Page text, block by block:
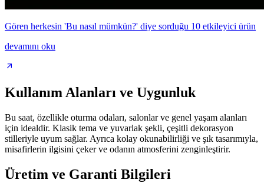
Gören herkesin 'Bu nasıl mümkün?' diye sorduğu 10 etkileyici ürün
devamını oku
Kullanım Alanları ve Uygunluk
Bu saat, özellikle oturma odaları, salonlar ve genel yaşam alanları
için idealdir. Klasik tema ve yuvarlak şekli, çeşitli dekorasyon
stilleriyle uyum sağlar. Ayrıca kolay okunabilirliği ve şık tasarımıyla,
misafirlerin ilgisini çeker ve odanın atmosferini zenginleştirir.
Üretim ve Garanti Bilgileri